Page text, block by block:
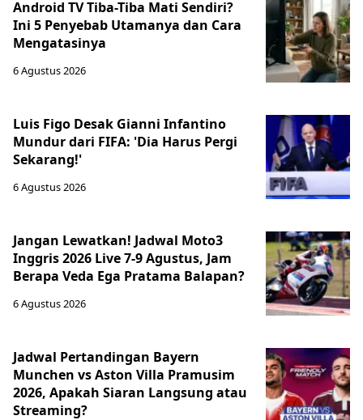
Android TV Tiba-Tiba Mati Sendiri?
Ini 5 Penyebab Utamanya dan Cara
Mengatasinya
6 Agustus 2026
Luis Figo Desak Gianni Infantino
Mundur dari FIFA: 'Dia Harus Pergi
Sekarang!'
6 Agustus 2026
Jangan Lewatkan! Jadwal Moto3
Inggris 2026 Live 7-9 Agustus, Jam
Berapa Veda Ega Pratama Balapan?
6 Agustus 2026
Jadwal Pertandingan Bayern
Munchen vs Aston Villa Pramusim
2026, Apakah Siaran Langsung atau
Streaming?